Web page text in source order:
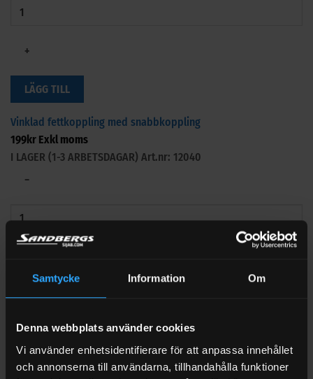
Samtycke Information Om
Denna webbplats använder cookies
Vi använder enhetsidentifierare för att anpassa innehållet
och annonserna till användarna, tillhandahålla funktioner
+
LÄGG TILL
Vinklad fettkoppling med snabbkoppling
199kr Exkl moms
I LAGER (1-3 ARBETSDAGAR) Art.nr: 12040
−
LÄGG TILL
Visa alla tillbehör (7)
BESKRIVNING